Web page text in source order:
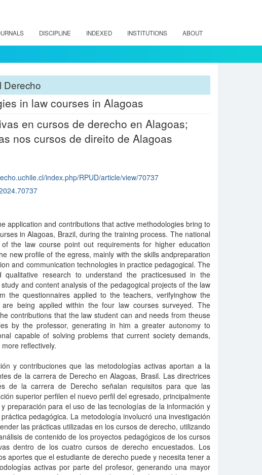
DISCIPLINE INDEXED INSTITUTIONS ABOUT
Derecho
in law courses in Alagoas
en cursos de derecho en Alagoas;
nos cursos de direito de Alagoas
index.php/RPUD/article/view/70737
application and contributions that active methodologies bring to
in Alagoas, Brazil, during the training process. The national
the law course point out requirements for higher education
new profile of the egress, mainly with the skills andpreparation
and communication technologies in practice pedagogical. The
qualitative research to understand the practicesused in the
and content analysis of the pedagogical projects of the law
the questionnaires applied to the teachers, verifyinghow the
are being applied within the four law courses surveyed. The
contributions that the law student can and needs from theuse
by the professor, generating in him a greater autonomy to
capable of solving problems that current society demands,
reflectively.
y contribuciones que las metodologías activas aportan a la
de la carrera de Derecho en Alagoas, Brasil. Las directrices
de la carrera de Derecho señalan requisitos para que las
superior perfilen el nuevo perfil del egresado, principalmente
preparación para el uso de las tecnologías de la información y
pedagógica. La metodología involucró una investigación
las prácticas utilizadas en los cursos de derecho, utilizando
de contenido de los proyectos pedagógicos de los cursos
dentro de los cuatro cursos de derecho encuestados. Los
aportes que el estudiante de derecho puede y necesita tener a
activas por parte del profesor, generando una mayor